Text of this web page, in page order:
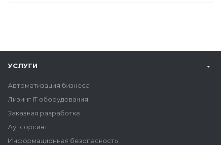
УСЛУГИ
Автоматизация бизнеса
Лизинг IT оборудования
Заказная разработка
Аутсорсинг
Информационная безопасность